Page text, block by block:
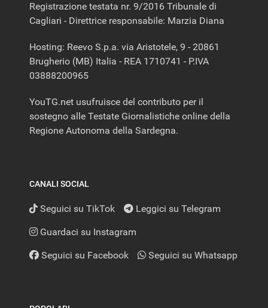
Registrazione testata nr. 9/2016 Tribunale di
Cagliari - Direttrice responsabile: Marzia Diana
Hosting: Reevo S.p.a. via Aristotele, 9 - 20861
Brugherio (MB) Italia - REA 1710741 - P.IVA
03888200965
YouTG.net usufruisce del contributo per il
sostegno alle Testate Giornalistiche online della
Regione Autonoma della Sardegna.
CANALI SOCIAL
Seguici su TikTok Leggici su Telegram
Guardaci su Instagram
Seguici su Facebook Seguici su Whatsapp